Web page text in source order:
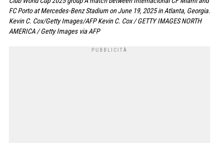
FC Porto at Mercedes-Benz Stadium on June 19, 2025 in Atlanta, Georgia.
Kevin C. Cox/Getty Images/AFP Kevin C. Cox / GETTY IMAGES NORTH
AMERICA / Getty Images via AFP